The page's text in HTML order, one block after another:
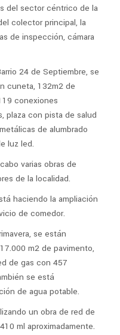
del sector céntrico de la
colector principal, la
de inspección, cámara
24 de Septiembre, se
cuneta, 132m2 de
conexiones
plaza con pista de salud
de alumbrado
luz led.
varias obras de
de la localidad.
haciendo la ampliación
de comedor.
se están
m2 de pavimento,
de gas con 457
se está
de agua potable.
un obra de red de
ml aproximadamente.